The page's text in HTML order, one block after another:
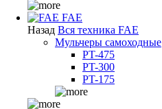
FAE
Назад Вся техника FAE
Мульчеры самоходные
PT-475
PT-300
PT-175